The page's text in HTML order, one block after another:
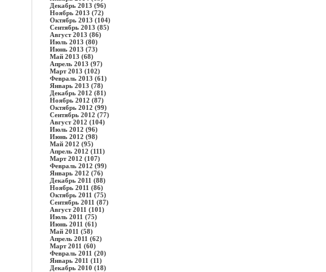
Декабрь 2013 (96)
Ноябрь 2013 (72)
Октябрь 2013 (104)
Сентябрь 2013 (85)
Август 2013 (86)
Июль 2013 (80)
Июнь 2013 (73)
Май 2013 (68)
Апрель 2013 (97)
Март 2013 (102)
Февраль 2013 (61)
Январь 2013 (78)
Декабрь 2012 (81)
Ноябрь 2012 (87)
Октябрь 2012 (99)
Сентябрь 2012 (77)
Август 2012 (104)
Июль 2012 (96)
Июнь 2012 (98)
Май 2012 (95)
Апрель 2012 (111)
Март 2012 (107)
Февраль 2012 (99)
Январь 2012 (76)
Декабрь 2011 (88)
Ноябрь 2011 (86)
Октябрь 2011 (75)
Сентябрь 2011 (87)
Август 2011 (101)
Июль 2011 (75)
Июнь 2011 (61)
Май 2011 (58)
Апрель 2011 (62)
Март 2011 (60)
Февраль 2011 (20)
Январь 2011 (11)
Декабрь 2010 (18)